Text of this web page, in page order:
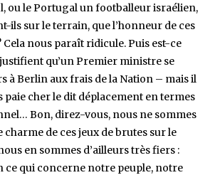
ou le Portugal un footballeur israélien,
ils sur le terrain, que l’honneur de ces
Cela nous paraît ridicule. Puis est-ce
qu’un Premier ministre se
à Berlin aux frais de la Nation – mais il
paie cher le dit déplacement en termes
Bon, direz-vous, nous ne sommes
charme de ces jeux de brutes sur le
en sommes d’ailleurs très fiers :
ce qui concerne notre peuple, notre